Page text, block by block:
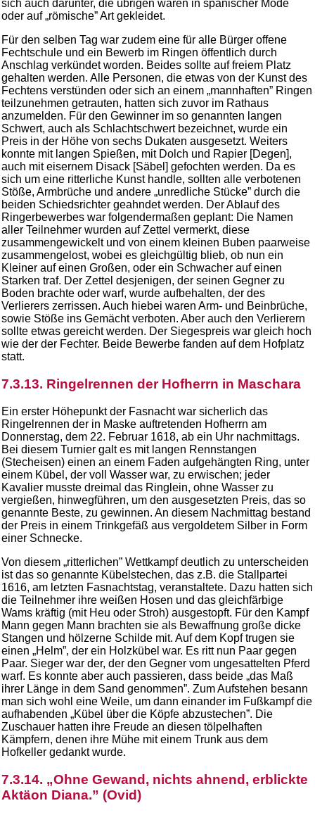
sich auch darunter, die übrigen waren in spanischer Mode
oder auf „römische” Art gekleidet.
Für den selben Tag war zudem eine für alle Bürger offene
Fechtschule und ein Bewerb im Ringen öffentlich durch
Anschlag verkündet worden. Beides sollte auf freiem Platz
gehalten werden. Alle Personen, die etwas von der Kunst des
Fechtens verstünden oder sich an einem „mannhaften” Ringen
teilzunehmen getrauten, hatten sich zuvor im Rathaus
anzumelden. Für den Gewinner im so genannten langen
Schwert, auch als Schlachtschwert bezeichnet, wurde ein
Preis in der Höhe von sechs Dukaten ausgesetzt. Weiters
konnte mit langen Spießen, mit Dolch und Rapier [Degen],
auch mit eisernem Disack [Säbel] gefochten werden. Da es
sich um eine ritterliche Kunst handle, sollten alle verbotenen
Stöße, Armbrüche und andere „unredliche Stücke” durch die
beiden Schiedsrichter geahndet werden. Der Ablauf des
Ringerbewerbes war folgendermaßen geplant: Die Namen
aller Teilnehmer wurden auf Zettel vermerkt, diese
zusammengewickelt und von einem kleinen Buben paarweise
zusammengelost, wobei es gleichgültig blieb, ob nun ein
Kleiner auf einen Großen, oder ein Schwacher auf einen
Starken traf. Der Zettel desjenigen, der seinen Gegner zu
Boden brachte oder warf, wurde aufbehalten, der des
Verlierers zerrissen. Auch hiebei waren Arm- und Beinbrüche,
sowie Stöße ins Gemächt verboten. Aber auch den Verlierern
sollte etwas gereicht werden. Der Siegespreis war gleich hoch
wie der der Fechter. Beide Bewerbe fanden auf dem Hofplatz
statt.
7.3.13. Ringelrennen der Hofherrn in Maschara
Ein erster Höhepunkt der Fasnacht war sicherlich das
Ringelrennen der in Maske auftretenden Hofherrn am
Donnerstag, dem 22. Februar 1618, ab ein Uhr nachmittags.
Bei diesem Turnier galt es mit langen Rennstangen
(Stecheisen) einen an einem Faden aufgehängten Ring, unter
einem Kübel, der voll Wasser war, zu erwischen; jeder
Kavalier musste dreimal das Ringlein, ohne Wasser zu
vergießen, hinwegführen, um den ausgesetzten Preis, das so
genannte Beste, zu gewinnen. An diesem Nachmittag bestand
der Preis in einem Trinkgefäß aus vergoldetem Silber in Form
einer Schnecke.
Von diesem „ritterlichen” Wettkampf deutlich zu unterscheiden
ist das so genannte Kübelstechen, das z.B. die Stallpartei
1616, am letzten Fasnachtstag, veranstaltete. Dazu hatten sich
die Teilnehmer ihre weißen Hosen und das gleichfärbige
Wams kräftig (mit Heu oder Stroh) ausgestopft. Für den Kampf
Mann gegen Mann brachten sie als Bewaffnung große dicke
Stangen und hölzerne Schilde mit. Auf dem Kopf trugen sie
einen „Helm”, der ein Holzkübel war. Es ritt nun Paar gegen
Paar. Sieger war der, der den Gegner vom ungesattelten Pferd
warf. Es konnte aber auch passieren, dass beide „das Maß
ihrer Länge in dem Sand genommen”. Zum Aufstehen besann
man sich wohl eine Weile, um dann einander im Fußkampf die
aufhabenden „Kübel über die Köpfe abzustechen”. Die
Zuschauer hatten ihre Freude an diesen tölpelhaften
Kämpfern, denen ihre Mühe mit einem Trunk aus dem
Hofkeller gedankt wurde.
7.3.14. „Ohne Gewand, nichts ahnend, erblickte
Aktäon Diana.” (Ovid)